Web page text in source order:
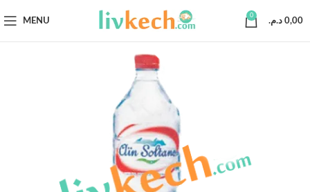
MENU
0
0,00 د.م.